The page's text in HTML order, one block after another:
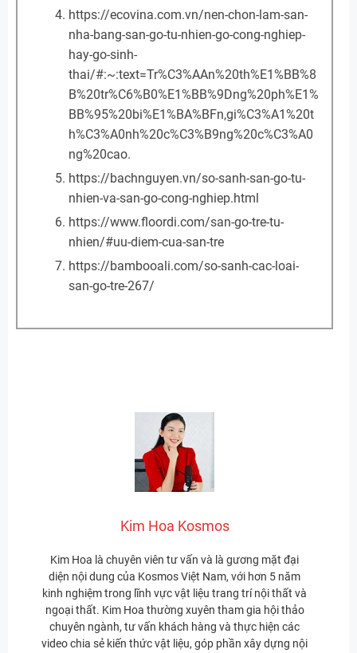
https://ecovina.com.vn/nen-chon-lam-san-
nha-bang-san-go-tu-nhien-go-cong-nghiep-
hay-go-sinh-
thai/#:~:text=Tr%C3%AAn%20th%E1%BB%8
B%20tr%C6%B0%E1%BB%9Dng%20ph%E1%
BB%95%20bi%E1%BA%BFn,gi%C3%A1%20t
h%C3%A0nh%20c%C3%B9ng%20c%C3%A0
ng%20cao.
https://bachnguyen.vn/so-sanh-san-go-tu-
nhien-va-san-go-cong-nghiep.html
https://www.floordi.com/san-go-tre-tu-
nhien/#uu-diem-cua-san-tre
https://bambooali.com/so-sanh-cac-loai-
san-go-tre-267/
Kim Hoa Kosmos
Kim Hoa là chuyên viên tư vấn và là gương mặt đại
diện nội dung của Kosmos Việt Nam, với hơn 5 năm
kinh nghiệm trong lĩnh vực vật liệu trang trí nội thất và
ngoại thất. Kim Hoa thường xuyên tham gia hội thảo
chuyên ngành, tư vấn khách hàng và thực hiện các
video chia sẻ kiến thức vật liệu, góp phần xây dựng nội